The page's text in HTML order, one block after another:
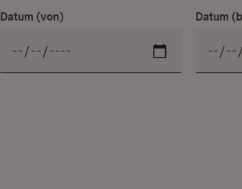
Datum (von) Datum